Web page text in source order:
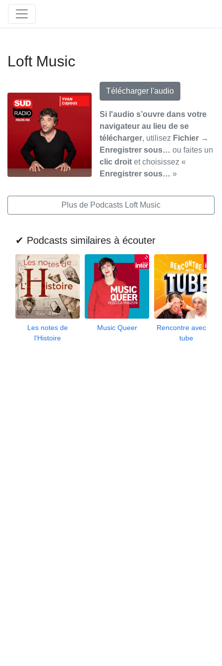
Loft Music
Télécharger l'audio
Si l'audio s’ouvre dans votre
navigateur au lieu de se
télécharger, utilisez Fichier →
Enregistrer sous… ou faites un
clic droit et choisissez «
Enregistrer sous… »
Plus de Podcasts Loft Music
✔ Podcasts similaires à écouter
Les notes de
l'Histoire
Music Queer
Rencontre avec un
tube